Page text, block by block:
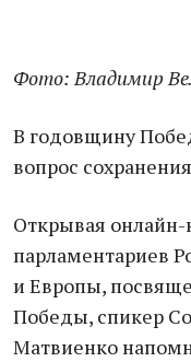
Фото: Владимир
В годовщину
вопрос
Открывая
парламентариев
и Европы,
Победы, спикер
Матвиенко